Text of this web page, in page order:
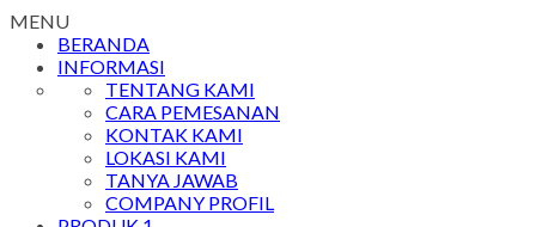
MENU
BERANDA
INFORMASI
TENTANG KAMI
CARA PEMESANAN
KONTAK KAMI
LOKASI KAMI
TANYA JAWAB
COMPANY PROFIL